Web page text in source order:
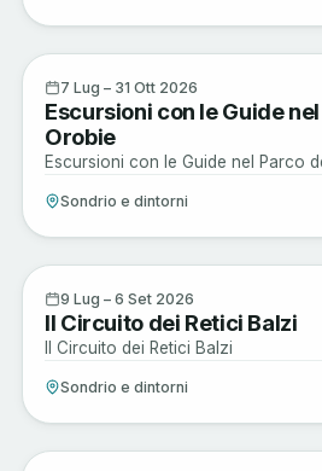
Active
7 Lug – 31 Ott 2026
Escursioni con le Guide
Orobie
Escursioni con le Guide nel Parco
Sondrio e dintorni
Active
9 Lug – 6 Set 2026
Il Circuito dei Retici Balzi
Il Circuito dei Retici Balzi
Sondrio e dintorni